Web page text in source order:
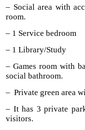
– Social area with
room.
– 1 Service bedroom
– 1 Library/Study
– Games room with
social bathroom.
– Private green area
– It has 3 private
visitors.